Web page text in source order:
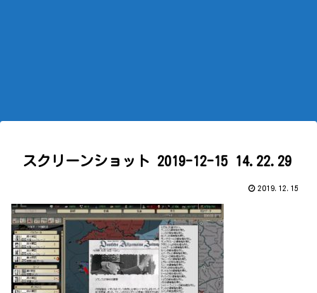
スクリーンショット 2019-12-15 14.22.29
2019.12.15